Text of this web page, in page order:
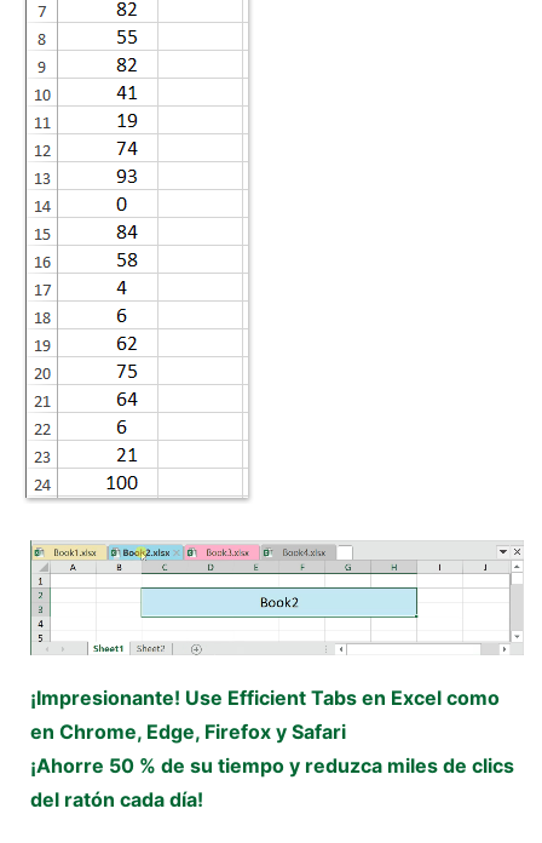
¡Impresionante! Use Efficient Tabs en Excel como
en Chrome, Edge, Firefox y Safari
¡Ahorre 50 % de su tiempo y reduzca miles de clics
del ratón cada día!